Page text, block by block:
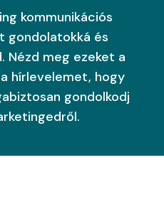
kommunikációs
gondolatokká és
Nézd meg ezeket a
hírlevelemet, hogy
gondolkodj